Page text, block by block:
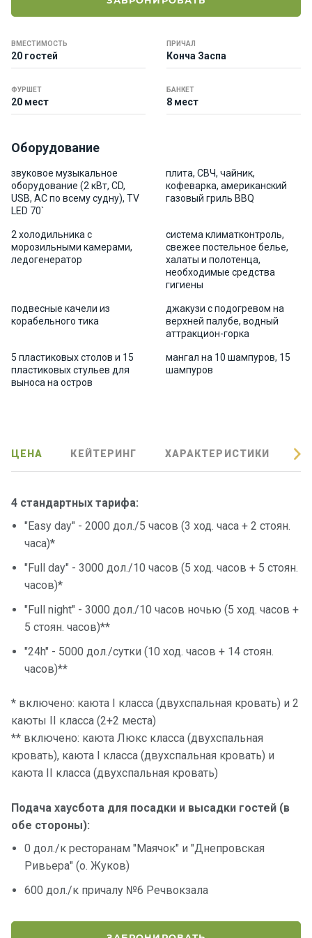
ВМЕСТИМОСТЬ
20 гостей
ПРИЧАЛ
Конча Заспа
ФУРШЕТ
20 мест
БАНКЕТ
8 мест
Оборудование
звуковое музыкальное
оборудование (2 кВт, CD,
USB, АС по всему судну), TV
LED 70`
плита, СВЧ, чайник,
кофеварка, американский
газовый гриль BBQ
2 холодильника с
морозильными камерами,
ледогенератор
система климатконтроль,
свежее постельное белье,
халаты и полотенца,
необходимые средства
гигиены
подвесные качели из
корабельного тика
джакузи с подогревом на
верхней палубе, водный
аттракцион-горка
5 пластиковых столов и 15
пластиковых стульев для
выноса на остров
мангал на 10 шампуров, 15
шампуров
ЦЕНА КЕЙТЕРИНГ ХАРАКТЕРИСТИКИ
4 стандартных тарифа:
"Easy day" - 2000 дол./5 часов (3 ход. часа + 2 стоян.
часа)*
"Full day" - 3000 дол./10 часов (5 ход. часов + 5 стоян.
часов)*
"Full night" - 3000 дол./10 часов ночью (5 ход. часов +
5 стоян. часов)**
"24h" - 5000 дол./сутки (10 ход. часов + 14 стоян.
часов)**
* включено: каюта I класса (двухспальная кровать) и 2
каюты II класса (2+2 места)
** включено: каюта Люкс класса (двухспальная
кровать), каюта I класса (двухспальная кровать) и
каюта II класса (двухспальная кровать)
Подача хаусбота для посадки и высадки гостей (в
обе стороны):
0 дол./к ресторанам "Маячок" и "Днепровская
Ривьера" (о. Жуков)
600 дол./к причалу №6 Речвокзала
К
е
а
Програ
сертиф
икаты
Речные
и
Отзывы
Контакт